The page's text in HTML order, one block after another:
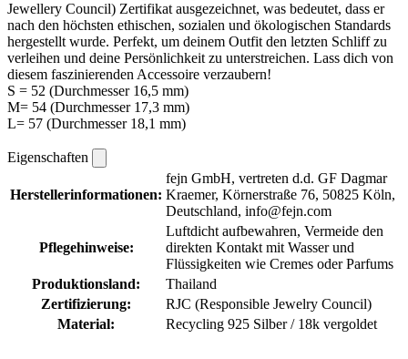
Jewellery Council) Zertifikat ausgezeichnet, was bedeutet, dass er
nach den höchsten ethischen, sozialen und ökologischen Standards
hergestellt wurde. Perfekt, um deinem Outfit den letzten Schliff zu
verleihen und deine Persönlichkeit zu unterstreichen. Lass dich von
diesem faszinierenden Accessoire verzaubern!
S = 52 (Durchmesser 16,5 mm)
M= 54 (Durchmesser 17,3 mm)
L= 57 (Durchmesser 18,1 mm)
Eigenschaften
Herstellerinformationen:
fejn GmbH, vertreten d.d. GF Dagmar
Kraemer, Körnerstraße 76, 50825 Köln,
Deutschland, info@fejn.com
Pflegehinweise:
Luftdicht aufbewahren, Vermeide den
direkten Kontakt mit Wasser und
Flüssigkeiten wie Cremes oder Parfums
Produktionsland:
Thailand
Zertifizierung:
RJC (Responsible Jewelry Council)
Material:
Recycling 925 Silber / 18k vergoldet